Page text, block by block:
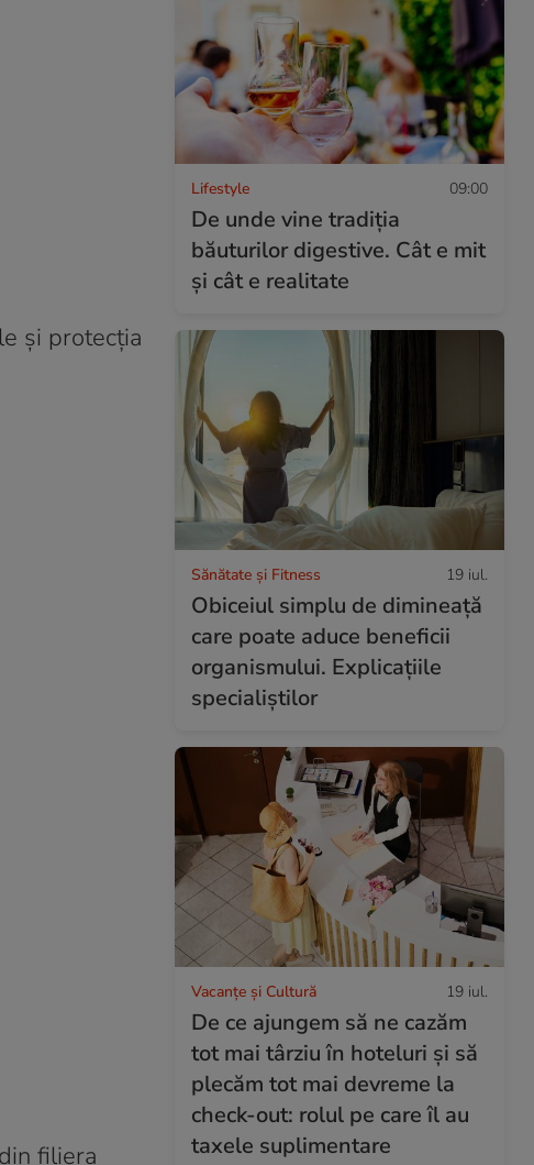
şi protecţia
filiera
Lifestyle 09:00
De unde vine tradiția
băuturilor digestive. Cât e mit
și cât e realitate
Sănătate și Fitness 19 iul.
Obiceiul simplu de dimineață
care poate aduce beneficii
organismului. Explicațiile
specialiștilor
Vacanțe și Cultură 19 iul.
De ce ajungem să ne cazăm
tot mai târziu în hoteluri și să
plecăm tot mai devreme la
check-out: rolul pe care îl au
taxele suplimentare